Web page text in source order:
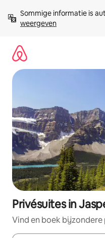
direct
naar
Sommige informatie is
weergeven
Privésuites in
Vind en boek